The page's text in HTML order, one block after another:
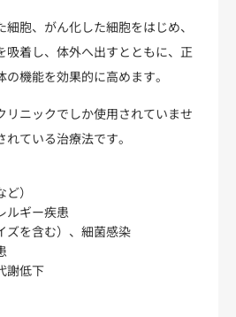
胞、がん化した細胞をはじめ、
吸着し、体外へ出すとともに、正
機能を効果的に高めます。
リニックでしか使用されていませ
ている治療法です。
）
ルギー疾患
ズを含む）、細菌感染
謝低下